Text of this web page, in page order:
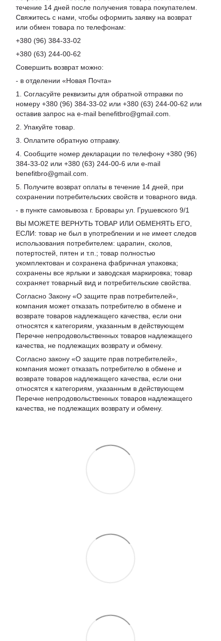
течение 14 дней после получения товара покупателем.
Свяжитесь с нами, чтобы оформить заявку на возврат
или обмен товара по телефонам:
+380 (96) 384-33-02
+380 (63) 244-00-62
Совершить возврат можно:
- в отделении «Новая Почта»
1. Согласуйте реквизиты для обратной отправки по
номеру +380 (96) 384-33-02 или +380 (63) 244-00-62 или
оставив запрос на e-mail benefitbro@gmail.com.
2. Упакуйте товар.
3. Оплатите обратную отправку.
4. Сообщите номер декларации по телефону +380 (96)
384-33-02 или +380 (63) 244-00-6 или e-mail
benefitbro@gmail.com.
5. Получите возврат оплаты в течение 14 дней, при
сохранении потребительских свойств и товарного вида.
- в пункте самовывоза г. Бровары ул. Грушевского 9/1
ВЫ МОЖЕТЕ ВЕРНУТЬ ТОВАР ИЛИ ОБМЕНЯТЬ ЕГО,
ЕСЛИ: товар не был в употреблении и не имеет следов
использования потребителем: царапин, сколов,
потертостей, пятен и т.п.; товар полностью
укомплектован и сохранена фабричная упаковка;
сохранены все ярлыки и заводская маркировка; товар
сохраняет товарный вид и потребительские свойства.
Согласно Закону «О защите прав потребителей»,
компания может отказать потребителю в обмене и
возврате товаров надлежащего качества, если они
относятся к категориям, указанным в действующем
Перечне непродовольственных товаров надлежащего
качества, не подлежащих возврату и обмену.
Согласно закону «О защите прав потребителей»,
компания может отказать потребителю в обмене и
возврате товаров надлежащего качества, если они
относятся к категориям, указанным в действующем
Перечне непродовольственных товаров надлежащего
качества, не подлежащих возврату и обмену.